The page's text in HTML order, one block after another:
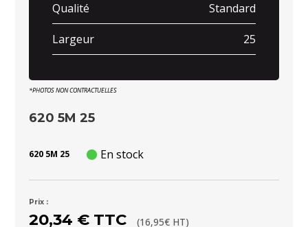
Qualité Standard
Largeur 25
*PHOTOS NON CONTRACTUELLES
620 5M 25
620 5M 25 En stock
Prix :
20,34 € TTC (16,95€ HT)